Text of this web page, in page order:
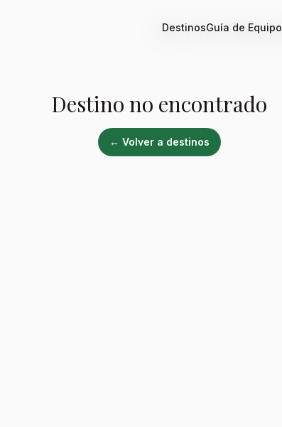
DestinosGuía de Equipo
Destino no encontrado
← Volver a destinos